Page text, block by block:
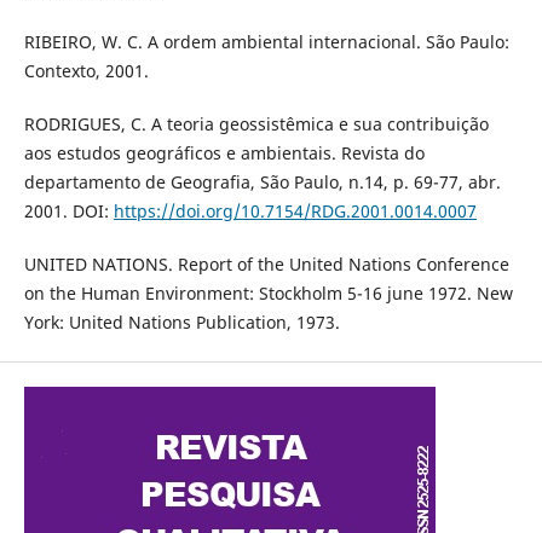
RIBEIRO, W. C. A ordem ambiental internacional. São Paulo:
Contexto, 2001.
RODRIGUES, C. A teoria geossistêmica e sua contribuição
aos estudos geográficos e ambientais. Revista do
departamento de Geografia, São Paulo, n.14, p. 69-77, abr.
2001. DOI: https://doi.org/10.7154/RDG.2001.0014.0007
UNITED NATIONS. Report of the United Nations Conference
on the Human Environment: Stockholm 5-16 june 1972. New
York: United Nations Publication, 1973.